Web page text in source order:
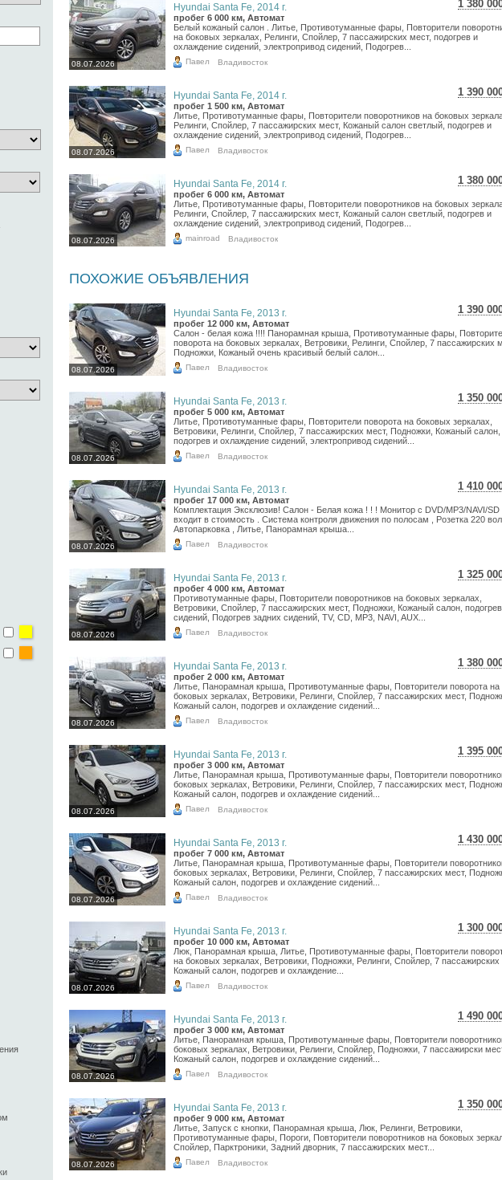
08.07.2026
1 380
20
Hyundai Santa Fe, 2014 г.
пробег 6 000 км, Автомат
Белый кожаный салон . Литье, Противотуманные фары, Повторители
на боковых зеркалах, Релинги, Спойлер, 7 пассажирских мест, подогрев и
охлаждение сидений, электропривод сидений, Подогрев...
Павел Владивосток
08.07.2026
1 390
20
Hyundai Santa Fe, 2014 г.
пробег 1 500 км, Автомат
Литье, Противотуманные фары, Повторители поворотников на боковых
Релинги, Спойлер, 7 пассажирских мест, Кожаный салон светлый, подогрев и
охлаждение сидений, электропривод сидений, Подогрев...
Павел Владивосток
08.07.2026
1 380
20
Hyundai Santa Fe, 2014 г.
пробег 6 000 км, Автомат
Литье, Противотуманные фары, Повторители поворотников на боковых
Релинги, Спойлер, 7 пассажирских мест, Кожаный салон светлый, подогрев и
охлаждение сидений, электропривод сидений, Подогрев...
mainroad Владивосток
ПОХОЖИЕ ОБЪЯВЛЕНИЯ
08.07.2026
1 390
20
Hyundai Santa Fe, 2013 г.
пробег 12 000 км, Автомат
Салон - белая кожа !!!! Панорамная крыша, Противотуманные фары,
поворота на боковых зеркалах, Ветровики, Релинги, Спойлер, 7 пассажирских
Подножки, Кожаный очень красивый белый салон...
Павел Владивосток
08.07.2026
1 350
19 746
Hyundai Santa Fe, 2013 г.
пробег 5 000 км, Автомат
Литье, Противотуманные фары, Повторители поворота на боковых зеркалах,
Ветровики, Релинги, Спойлер, 7 пассажирских мест, Подножки, Кожаный салон,
подогрев и охлаждение сидений, электропривод сидений...
Павел Владивосток
08.07.2026
1 410
20 623
Hyundai Santa Fe, 2013 г.
пробег 17 000 км, Автомат
Комплектация Эксклюзив! Салон - Белая кожа ! ! ! Монитор с DVD/MP3/NAVI/SD
входит в стоимость . Система контроля движения по полосам , Розетка 220
Автопарковка , Литье, Панорамная крыша...
Павел Владивосток
08.07.2026
1 325
19 380
Hyundai Santa Fe, 2013 г.
пробег 4 000 км, Автомат
Противотуманные фары, Повторители поворотников на боковых зеркалах,
Ветровики, Спойлер, 7 пассажирских мест, Подножки, Кожаный салон, подогрев
сидений, Подогрев задних сидений, TV, CD, MP3, NAVI, AUX...
Павел Владивосток
08.07.2026
1 380
20 184
Hyundai Santa Fe, 2013 г.
пробег 2 000 км, Автомат
Литье, Панорамная крыша, Противотуманные фары, Повторители поворота на
боковых зеркалах, Ветровики, Релинги, Спойлер, 7 пассажирских мест,
Кожаный салон, подогрев и охлаждение сидений...
Павел Владивосток
08.07.2026
1 395
20
Hyundai Santa Fe, 2013 г.
пробег 3 000 км, Автомат
Литье, Панорамная крыша, Противотуманные фары, Повторители
боковых зеркалах, Ветровики, Релинги, Спойлер, 7 пассажирских мест,
Кожаный салон, подогрев и охлаждение сидений...
Павел Владивосток
08.07.2026
1 430
20
Hyundai Santa Fe, 2013 г.
пробег 7 000 км, Автомат
Литье, Панорамная крыша, Противотуманные фары, Повторители
боковых зеркалах, Ветровики, Релинги, Спойлер, 7 пассажирских мест,
Кожаный салон, подогрев и охлаждение сидений...
Павел Владивосток
08.07.2026
1 300
19
Hyundai Santa Fe, 2013 г.
пробег 10 000 км, Автомат
Люк, Панорамная крыша, Литье, Противотуманные фары, Повторители
на боковых зеркалах, Ветровики, Подножки, Релинги, Спойлер, 7 пассажирских
Кожаный салон, подогрев и охлаждение...
Павел Владивосток
08.07.2026
1 490
21
Hyundai Santa Fe, 2013 г.
пробег 3 000 км, Автомат
Литье, Панорамная крыша, Противотуманные фары, Повторители
боковых зеркалах, Ветровики, Релинги, Спойлер, Подножки, 7 пассажирски
Кожаный салон, подогрев и охлаждение сидений...
Павел Владивосток
08.07.2026
1 350
Hyundai Santa Fe, 2013 г.
пробег 9 000 км, Автомат
Литье, Запуск с кнопки, Панорамная крыша, Люк, Релинги, Ветровики,
Противотуманные фары, Пороги, Повторители поворотников на боковых
Спойлер, Парктроники, Задний дворник, 7 пассажирских мест...
Павел Владивосток